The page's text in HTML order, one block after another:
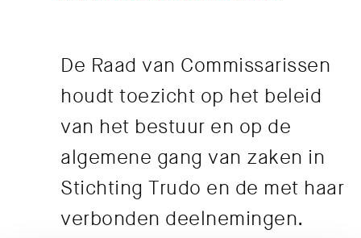
De Raad van Commissarissen
houdt toezicht op het beleid
van het bestuur en op de
algemene gang van zaken in
Stichting Trudo en de met haar
verbonden deelnemingen.